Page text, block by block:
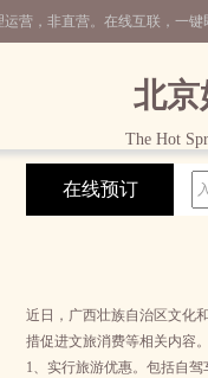
营，非直营。在线互联，一
北京
The Hot
在线预订
近日，广西壮族自治区文化
措促进文旅消费等相关内容
1、实行旅游优惠。包括自